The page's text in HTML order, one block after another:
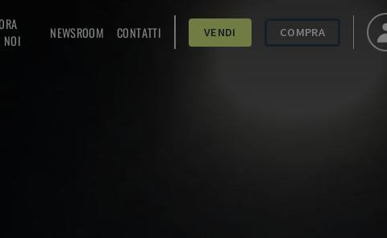
NOI
NEWSROOM CONTATTI VENDI COMPRA